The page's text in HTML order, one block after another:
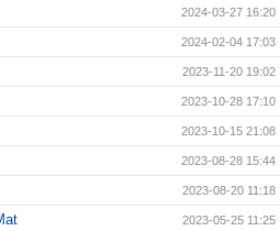
2024-03-27 16:20
2024-02-04 17:03
2023-11-20 19:02
2023-10-28 17:10
2023-10-15 21:08
2023-08-28 15:44
2023-08-20 11:18
2023-05-25 11:25